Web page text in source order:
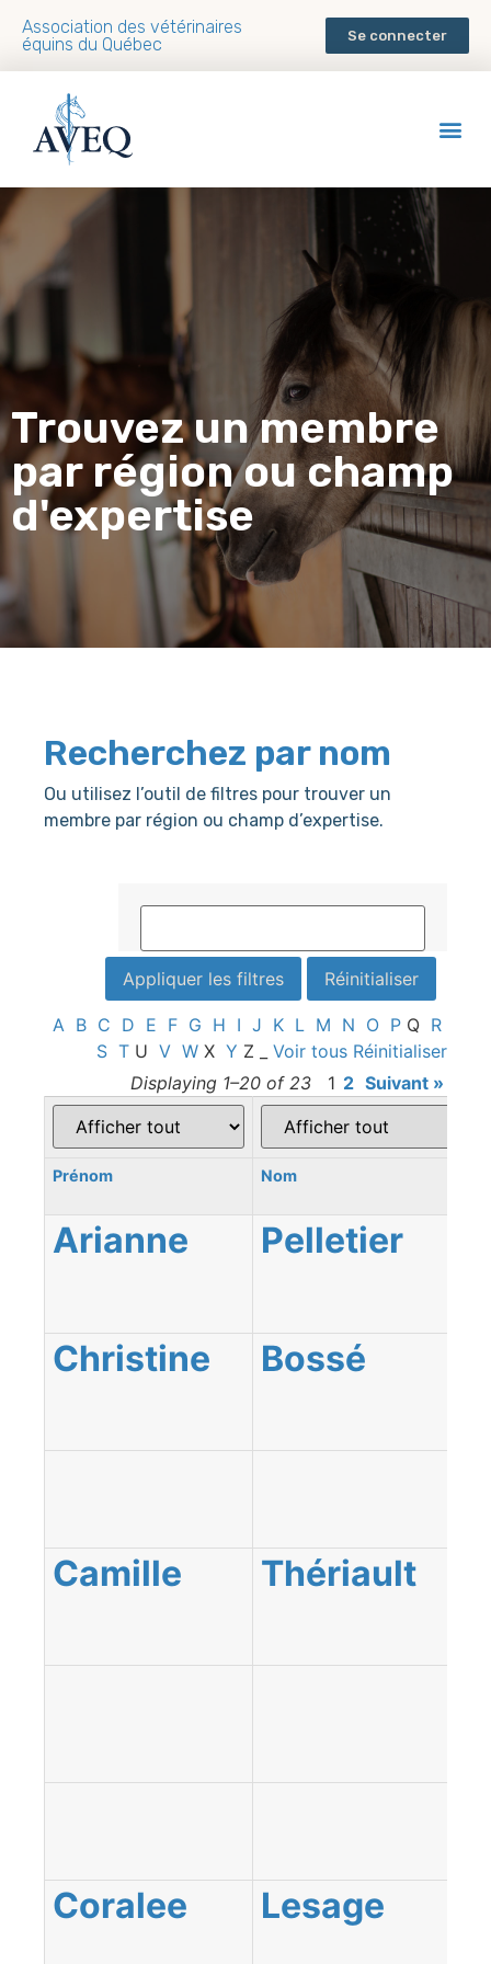
Association des vétérinaires
équins du Québec
Se connecter
Trouvez un membre
par région ou champ
d'expertise
Recherchez par nom
Ou utilisez l’outil de filtres pour trouver un
membre par région ou champ d’expertise.
A B C D E F G H I J K L M N O P Q R
S T U V W X Y Z Voir tous Réinitialiser
Displaying 1–20 of 23
1 2 Suivant »
Prénom Nom
Arianne Pelletier
Christine Bossé
Camille Thériault
Coralee Lesage